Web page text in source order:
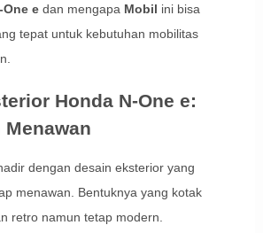
One edan mengapa Mobil ini bisa
tepat untuk kebutuhan mobilitas
Honda N-One e:
dengan desain eksterior yang
menawan. Bentuknya yang kotak
retro namun tetap modern.